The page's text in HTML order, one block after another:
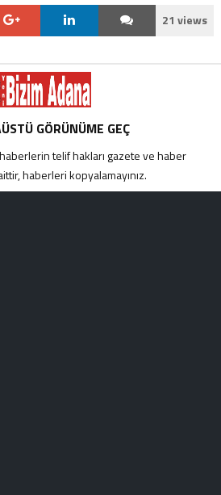
21 views
GÖRÜNÜME GEÇ
telif hakları gazete ve haber
haberleri kopyalamayınız.